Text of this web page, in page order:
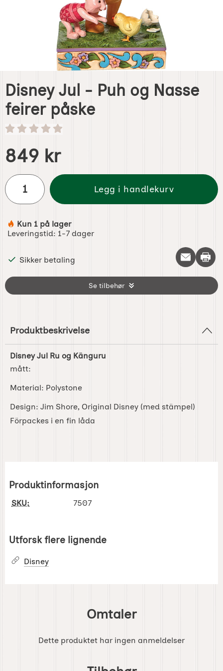
Disney Jul - Puh og Nasse
feirer påske
Handle dette produktet, Disney Jul - Puh og Nasse feirer
pris
849 kr
antall
Legg i handlekurv
Produkttilgjengelighet:
Kun 1 på lager
Leveringstid: 1-7 dager
Sikker betaling Skriv
Se tilbehør
Produktbeskrivelse
Disney Jul Ru og Känguru
mått:
Material: Polystone
Design: Jim Shore, Original Disney (med stämpel)
Förpackes i en fin låda
Produktinformasjon
SKU: 7507
Utforsk flere lignende
Disney
Omtaler
Dette produktet har ingen anmeldelser